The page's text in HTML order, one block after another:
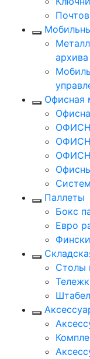
архива
Офисная
Паллеты
Бокс
Евро
Столы